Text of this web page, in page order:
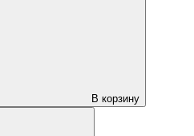
В корзину